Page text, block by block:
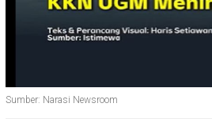
Sumber: Narasi Newsroom